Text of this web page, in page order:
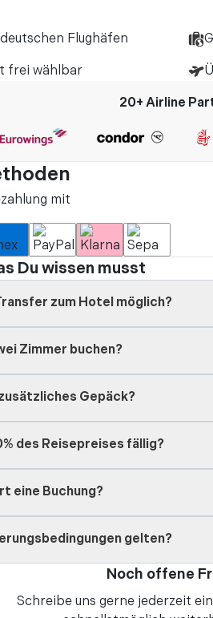
voraus zu viel Tier und
Flughäfen
frei wählbar
20+ Airline
mit
Du wissen musst
zum Hotel möglich?
Zimmer buchen?
Gepäck?
des Reisepreises fällig?
eine Buchung?
gelten?
Noch offene
Schreibe uns gerne jederzeit